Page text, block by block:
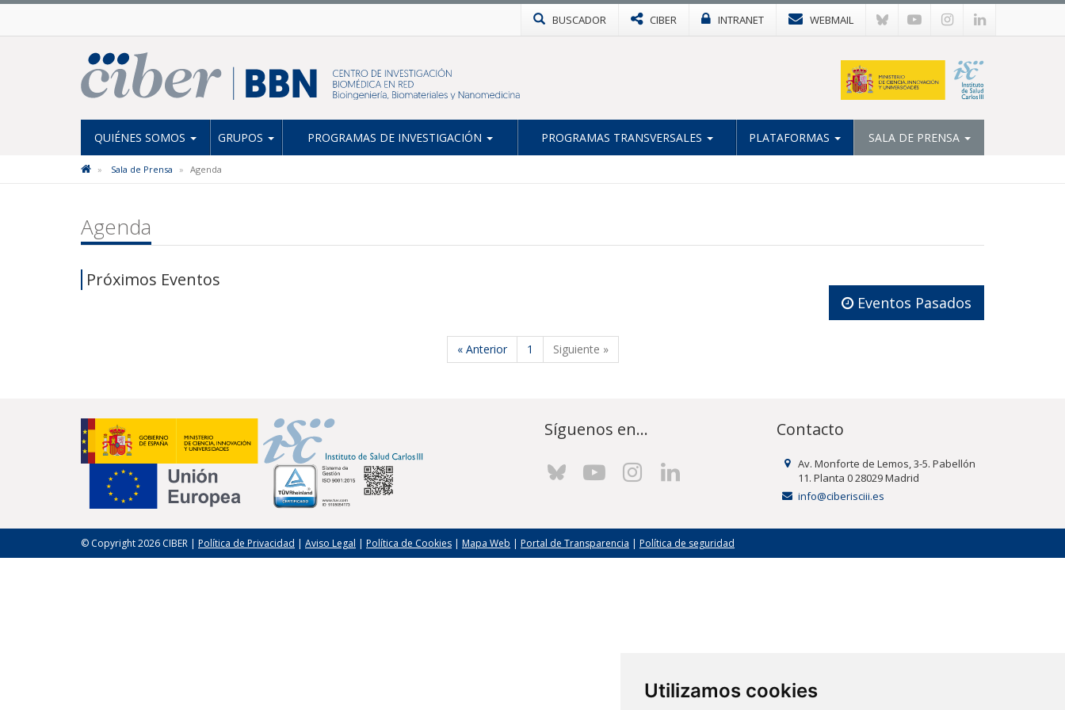
Utilizamos cookies
BUSCADOR CIBER INTRANET WEBMAIL
QUIÉNES SOMOS GRUPOS PROGRAMAS DE INVESTIGACIÓN PROGRAMAS TRANSVERSALES PLATAFORMAS SALA DE PRENSA
Sala de Prensa Agenda
Agenda
Próximos Eventos
Eventos Pasados
« Anterior 1 Siguiente »
Síguenos en... Contacto
Av. Monforte de Lemos, 3-5. Pabellón
11. Planta 0 28029 Madrid
info@ciberisciii.es
© Copyright 2026 CIBER | Política de Privacidad | Aviso Legal | Política de Cookies | Mapa Web | Portal de Transparencia | Política de seguridad